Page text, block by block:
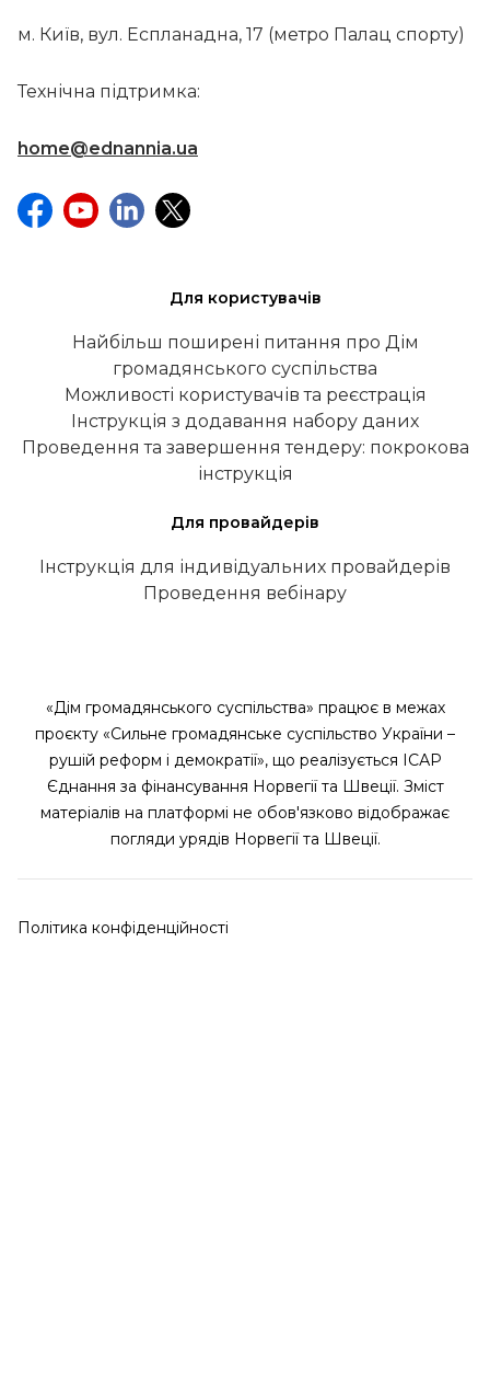
м. Київ, вул. Еспланадна, 17 (метро Палац спорту)
Технічна підтримка:
home@ednannia.ua
Для користувачів
Найбільш поширені питання про Дім
громадянського суспільства
Можливості користувачів та реєстрація
Інструкція з додавання набору даних
Проведення та завершення тендеру: покрокова
інструкція
Для провайдерів
Інструкція для індивідуальних провайдерів
Проведення вебінару
«Дім громадянського суспільства» працює в межах
проєкту «Сильне громадянське суспільство України –
рушій реформ і демократії», що реалізується ІСАР
Єднання за фінансування Норвегії та Швеції. Зміст
матеріалів на платформі не обов'язково відображає
погляди урядів Норвегії та Швеції.
Політика конфіденційності